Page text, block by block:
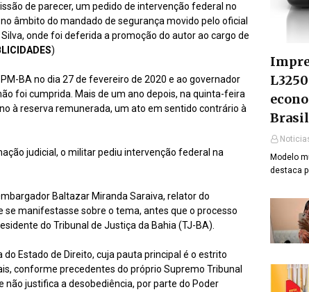
de parecer, um pedido de intervenção federal no
âmbito do mandado de segurança movido pelo oficial
onde foi deferida a promoção do autor ao cargo de
)
BA no dia 27 de fevereiro de 2020 e ao governador
foi cumprida. Mais de um ano depois, na quinta-feira
à reserva remunerada, um ato em sentido contrário à
judicial, o militar pediu intervenção federal na
Baltazar Miranda Saraiva, relator do
se manifestasse sobre o tema, antes que o processo
do Tribunal de Justiça da Bahia (TJ-BA).
Estado de Direito, cuja pauta principal é o estrito
conforme precedentes do próprio Supremo Tribunal
não justifica a desobediência, por parte do Poder
Brasil
Modelo
destaca